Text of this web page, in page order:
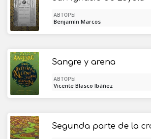
АВТОРЫ
Benjamín Marcos
Sangre y arena
АВТОРЫ
Vicente Blasco Ibáñez